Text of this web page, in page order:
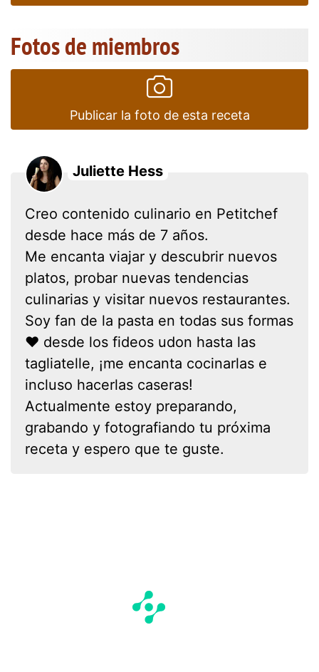
Fotos de miembros
Publicar la foto de esta receta
Juliette Hess
Creo contenido culinario en Petitchef
desde hace más de 7 años.
Me encanta viajar y descubrir nuevos
platos, probar nuevas tendencias
culinarias y visitar nuevos restaurantes.
Soy fan de la pasta en todas sus formas
❤ desde los fideos udon hasta las
tagliatelle, ¡me encanta cocinarlas e
incluso hacerlas caseras!
Actualmente estoy preparando,
grabando y fotografiando tu próxima
receta y espero que te guste.